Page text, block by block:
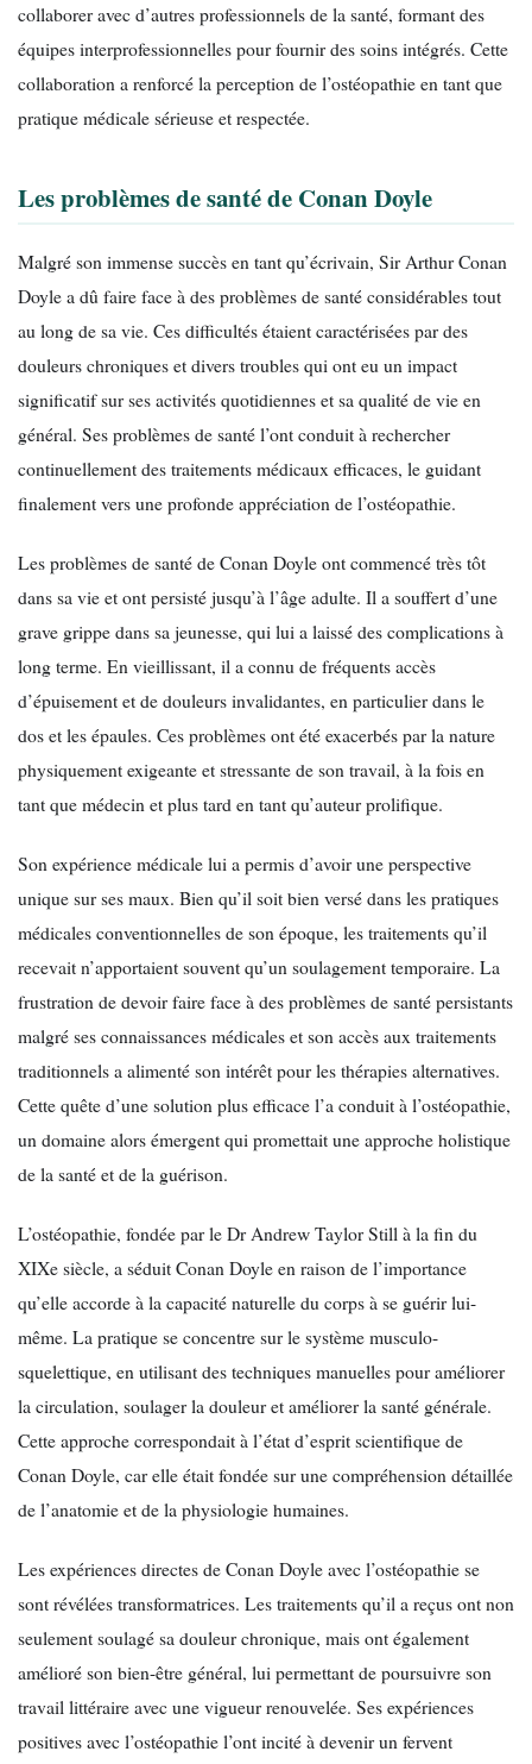
collaborer avec d’autres professionnels de la santé, formant des
équipes interprofessionnelles pour fournir des soins intégrés. Cette
collaboration a renforcé la perception de l’ostéopathie en tant que
pratique médicale sérieuse et respectée.
Les problèmes de santé de Conan Doyle
Malgré son immense succès en tant qu’écrivain, Sir Arthur Conan
Doyle a dû faire face à des problèmes de santé considérables tout
au long de sa vie. Ces difficultés étaient caractérisées par des
douleurs chroniques et divers troubles qui ont eu un impact
significatif sur ses activités quotidiennes et sa qualité de vie en
général. Ses problèmes de santé l’ont conduit à rechercher
continuellement des traitements médicaux efficaces, le guidant
finalement vers une profonde appréciation de l’ostéopathie.
Les problèmes de santé de Conan Doyle ont commencé très tôt
dans sa vie et ont persisté jusqu’à l’âge adulte. Il a souffert d’une
grave grippe dans sa jeunesse, qui lui a laissé des complications à
long terme. En vieillissant, il a connu de fréquents accès
d’épuisement et de douleurs invalidantes, en particulier dans le
dos et les épaules. Ces problèmes ont été exacerbés par la nature
physiquement exigeante et stressante de son travail, à la fois en
tant que médecin et plus tard en tant qu’auteur prolifique.
Son expérience médicale lui a permis d’avoir une perspective
unique sur ses maux. Bien qu’il soit bien versé dans les pratiques
médicales conventionnelles de son époque, les traitements qu’il
recevait n’apportaient souvent qu’un soulagement temporaire. La
frustration de devoir faire face à des problèmes de santé persistants
malgré ses connaissances médicales et son accès aux traitements
traditionnels a alimenté son intérêt pour les thérapies alternatives.
Cette quête d’une solution plus efficace l’a conduit à l’ostéopathie,
un domaine alors émergent qui promettait une approche holistique
de la santé et de la guérison.
L’ostéopathie, fondée par le Dr Andrew Taylor Still à la fin du
XIXe siècle, a séduit Conan Doyle en raison de l’importance
qu’elle accorde à la capacité naturelle du corps à se guérir lui-
même. La pratique se concentre sur le système musculo-
squelettique, en utilisant des techniques manuelles pour améliorer
la circulation, soulager la douleur et améliorer la santé générale.
Cette approche correspondait à l’état d’esprit scientifique de
Conan Doyle, car elle était fondée sur une compréhension détaillée
de l’anatomie et de la physiologie humaines.
Les expériences directes de Conan Doyle avec l’ostéopathie se
sont révélées transformatrices. Les traitements qu’il a reçus ont non
seulement soulagé sa douleur chronique, mais ont également
amélioré son bien-être général, lui permettant de poursuivre son
travail littéraire avec une vigueur renouvelée. Ses expériences
positives avec l’ostéopathie l’ont incité à devenir un fervent